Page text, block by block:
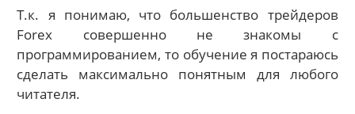
Т.к. я понимаю, что большенство трейдеров
Forex совершенно не знакомы с
программированием, то обучение я постараюсь
сделать максимально понятным для любого
читателя.